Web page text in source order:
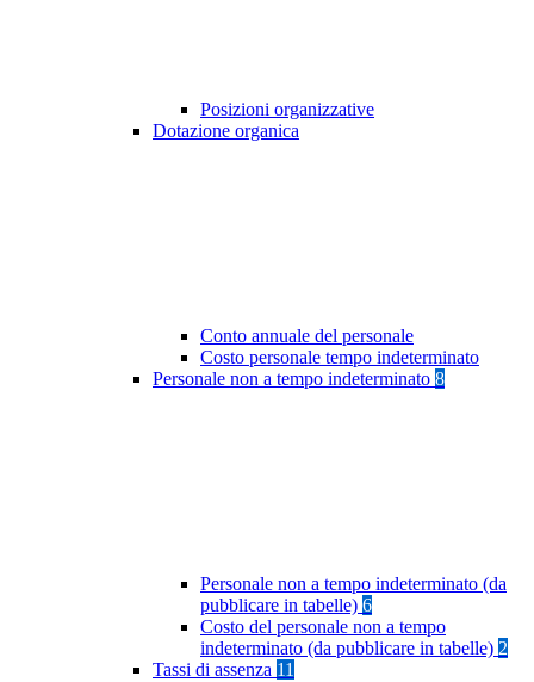
Posizioni organizzative
Dotazione organica
Conto annuale del personale
Costo personale tempo indeterminato
Personale non a tempo indeterminato 8
Personale non a tempo indeterminato (da
pubblicare in tabelle) 6
Costo del personale non a tempo
indeterminato (da pubblicare in tabelle) 2
Tassi di assenza 11